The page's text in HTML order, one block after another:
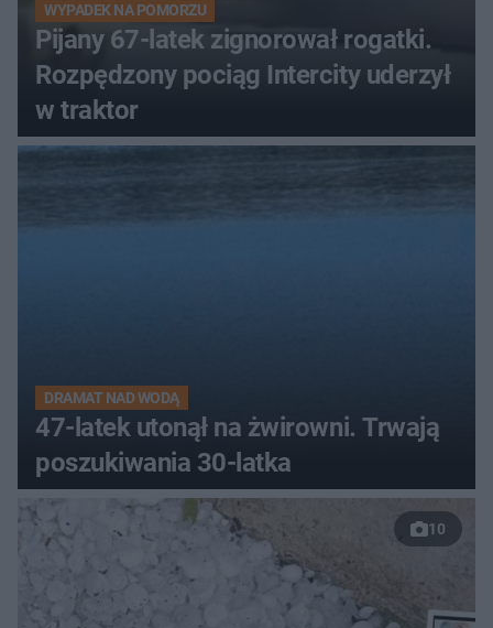
WYPADEK NA POMORZU
Pijany 67-latek zignorował rogatki.
Rozpędzony pociąg Intercity uderzył
w traktor
DRAMAT NAD WODĄ
47-latek utonął na żwirowni. Trwają
poszukiwania 30-latka
10